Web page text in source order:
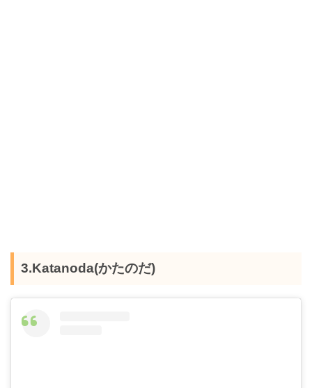
3.Katanoda(かたのだ)